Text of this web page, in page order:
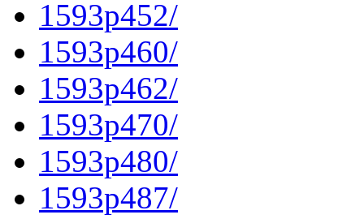
1593p452/
1593p460/
1593p462/
1593p470/
1593p480/
1593p487/